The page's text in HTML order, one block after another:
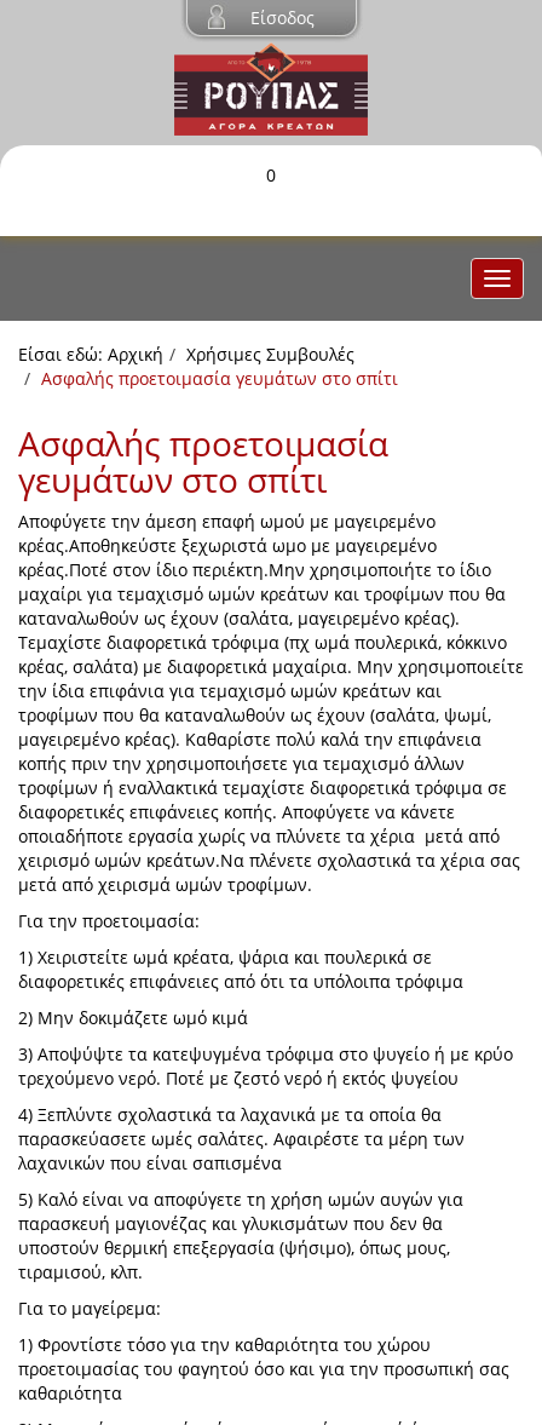
Είσοδος
0
Είσαι εδώ: Αρχική
Χρήσιμες Συμβουλές
Ασφαλής προετοιμασία γευμάτων στο σπίτι
Ασφαλής προετοιμασία
γευμάτων στο σπίτι
Αποφύγετε την άμεση επαφή ωμού με μαγειρεμένο
κρέας.Αποθηκεύστε ξεχωριστά ωμο με μαγειρεμένο
κρέας.Ποτέ στον ίδιο περιέκτη.Μην χρησιμοποιήτε το ίδιο
μαχαίρι για τεμαχισμό ωμών κρεάτων και τροφίμων που θα
καταναλωθούν ως έχουν (σαλάτα, μαγειρεμένο κρέας).
Τεμαχίστε διαφορετικά τρόφιμα (πχ ωμά πουλερικά, κόκκινο
κρέας, σαλάτα) με διαφορετικά μαχαίρια. Μην χρησιμοποιείτε
την ίδια επιφάνια για τεμαχισμό ωμών κρεάτων και
τροφίμων που θα καταναλωθούν ως έχουν (σαλάτα, ψωμί,
μαγειρεμένο κρέας). Καθαρίστε πολύ καλά την επιφάνεια
κοπής πριν την χρησιμοποιήσετε για τεμαχισμό άλλων
τροφίμων ή εναλλακτικά τεμαχίστε διαφορετικά τρόφιμα σε
διαφορετικές επιφάνειες κοπής. Αποφύγετε να κάνετε
οποιαδήποτε εργασία χωρίς να πλύνετε τα χέρια μετά από
χειρισμό ωμών κρεάτων.Να πλένετε σχολαστικά τα χέρια σας
μετά από χειρισμά ωμών τροφίμων.
Για την προετοιμασία:
1) Χειριστείτε ωμά κρέατα, ψάρια και πουλερικά σε
διαφορετικές επιφάνειες από ότι τα υπόλοιπα τρόφιμα
2) Μην δοκιμάζετε ωμό κιμά
3) Αποψύψτε τα κατεψυγμένα τρόφιμα στο ψυγείο ή με κρύο
τρεχούμενο νερό. Ποτέ με ζεστό νερό ή εκτός ψυγείου
4) Ξεπλύντε σχολαστικά τα λαχανικά με τα οποία θα
παρασκεύασετε ωμές σαλάτες. Αφαιρέστε τα μέρη των
λαχανικών που είναι σαπισμένα
5) Καλό είναι να αποφύγετε τη χρήση ωμών αυγών για
παρασκευή μαγιονέζας και γλυκισμάτων που δεν θα
υποστούν θερμική επεξεργασία (ψήσιμο), όπως μους,
τιραμισού, κλπ.
Για το μαγείρεμα:
1) Φροντίστε τόσο για την καθαριότητα του χώρου
προετοιμασίας του φαγητού όσο και για την προσωπική σας
καθαριότητα